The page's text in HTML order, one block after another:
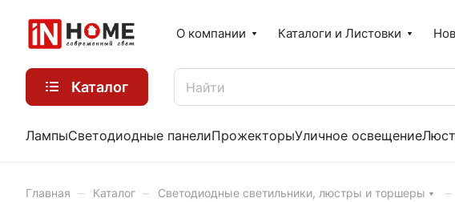
О компании Каталоги и Листовки
Каталог
ЛампыСветодиодные панелиПрожекторыУличное освещение
Главная – Каталог – Светодиодные светильники, люстры и торшеры –